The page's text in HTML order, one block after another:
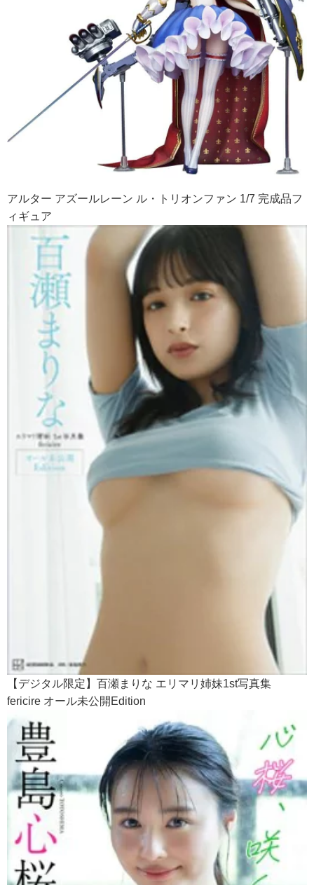
アルター アズールレーン ル・トリオンファン 1/7 完成品フ
ィギュア
【デジタル限定】百瀬まりな エリマリ姉妹1st写真集
fericire オール未公開Edition